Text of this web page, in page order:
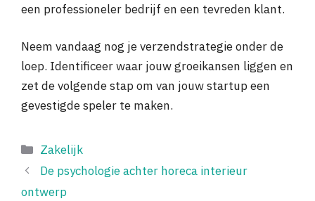
een professioneler bedrijf en een tevreden klant.
Neem vandaag nog je verzendstrategie onder de
loep. Identificeer waar jouw groeikansen liggen en
zet de volgende stap om van jouw startup een
gevestigde speler te maken.
Categorieën
Zakelijk
De psychologie achter horeca interieur
ontwerp